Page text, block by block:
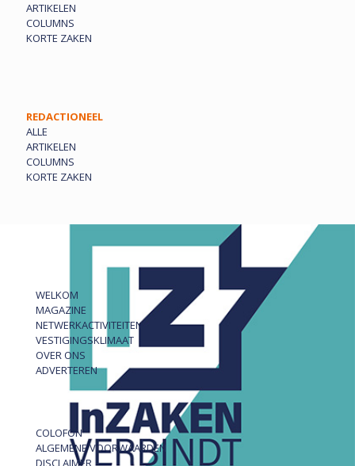
ARTIKELEN
COLUMNS
KORTE ZAKEN
REDACTIONEEL
ALLE
ARTIKELEN
COLUMNS
KORTE ZAKEN
WELKOM
MAGAZINE
NETWERKACTIVITEITEN
VESTIGINGSKLIMAAT
OVER ONS
ADVERTEREN
COLOFON
ALGEMENE VOORWAARDEN
DISCLAIMER